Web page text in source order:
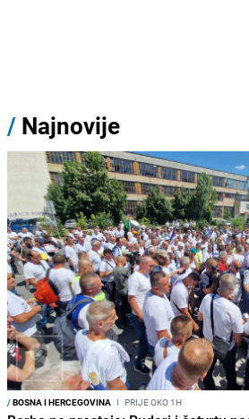
/ Najnovije
/BOSNA I HERCEGOVINA I PRIJE OKO 1H